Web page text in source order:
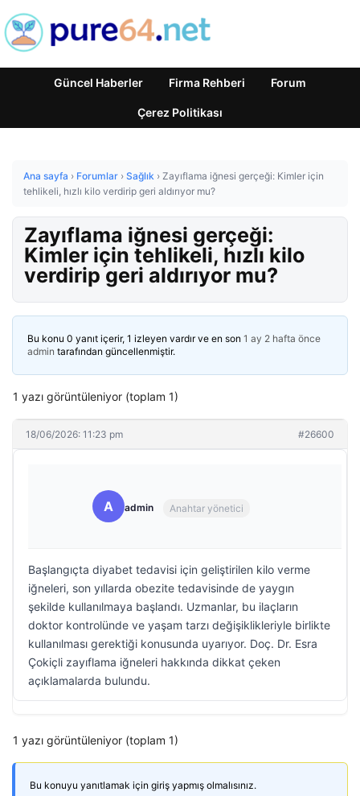
Güncel Haberler Firma Rehberi Forum
Çerez Politikası
Ana sayfa › Forumlar › Sağlık › Zayıflama iğnesi gerçeği: Kimler için
tehlikeli, hızlı kilo verdirip geri aldırıyor mu?
Zayıflama iğnesi gerçeği:
Kimler için tehlikeli, hızlı kilo
verdirip geri aldırıyor mu?
Bu konu 0 yanıt içerir, 1 izleyen vardır ve en son 1 ay 2 hafta önce
admin tarafından güncellenmiştir.
1 yazı görüntüleniyor (toplam 1)
18/06/2026: 11:23 pm #26600
A admin Anahtar yönetici
Başlangıçta diyabet tedavisi için geliştirilen kilo verme
iğneleri, son yıllarda obezite tedavisinde de yaygın
şekilde kullanılmaya başlandı. Uzmanlar, bu ilaçların
doktor kontrolünde ve yaşam tarzı değişiklikleriyle birlikte
kullanılması gerektiği konusunda uyarıyor. Doç. Dr. Esra
Çokiçli zayıflama iğneleri hakkında dikkat çeken
açıklamalarda bulundu.
1 yazı görüntüleniyor (toplam 1)
Bu konuyu yanıtlamak için giriş yapmış olmalısınız.